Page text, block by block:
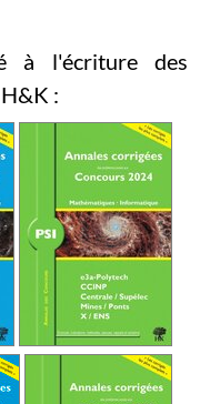
à l'écriture des
: